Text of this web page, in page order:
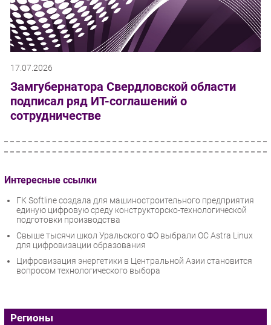
17.07.2026
Замгубернатора Свердловской области
подписал ряд ИТ-соглашений о
сотрудничестве
Интересные ссылки
ГК Softline создала для машиностроительного предприятия
единую цифровую среду конструкторско-технологической
подготовки производства
Свыше тысячи школ Уральского ФО выбрали ОС Astra Linux
для цифровизации образования
Цифровизация энергетики в Центральной Азии становится
вопросом технологического выбора
Регионы